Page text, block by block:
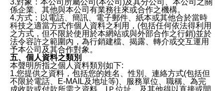
3.對象：本公司所屬公司(本公司)及其分公司、本公司之關
係企業、其他與本公司有業務往來或合作之機構。
4.方式：以電話、簡訊、電子郵件、紙本或其他合於當時
科技之適當方式作個人資料之利用，(包括任何依法得利用
之方式，但不限於使用於本網站或與外部合作之行銷)並於
法令容許之範圍內，為行銷建檔、揭露、轉介或交互運用
予本公司及其合作對象。
五、個人資料之類別
本聲明所指之個人資料類別如下:
1.您提供之資料，包括您的姓名、性別、連絡方式(包括但
不限於電話、E-MAIL及地址等)、服務單位、職稱、為完
成收款或付款所需之資料、IＰ位址、及其他得以直接或間